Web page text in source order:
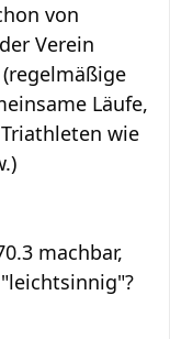
von
Verein
Läufe,
wie
machbar,